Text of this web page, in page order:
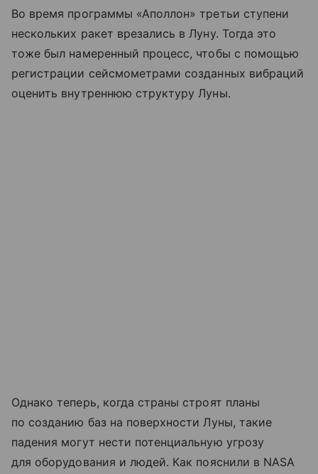
Во время программы «Аполлон» третьи ступени
нескольких ракет врезались в Луну. Тогда это
тоже был намеренный процесс, чтобы с помощью
регистрации сейсмометрами созданных вибраций
оценить внутреннюю структуру Луны.
Однако теперь, когда страны строят планы
по созданию баз на поверхности Луны, такие
падения могут нести потенциальную угрозу
для оборудования и людей. Как пояснили в NASA